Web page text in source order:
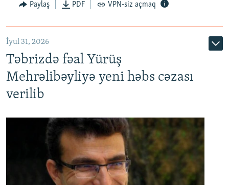
Paylaş PDF VPN-siz açmaq
İyul 31, 2026
Təbrizdə fəal Yürüş
Mehrəlibəyliyə yeni həbs cəzası
verilib